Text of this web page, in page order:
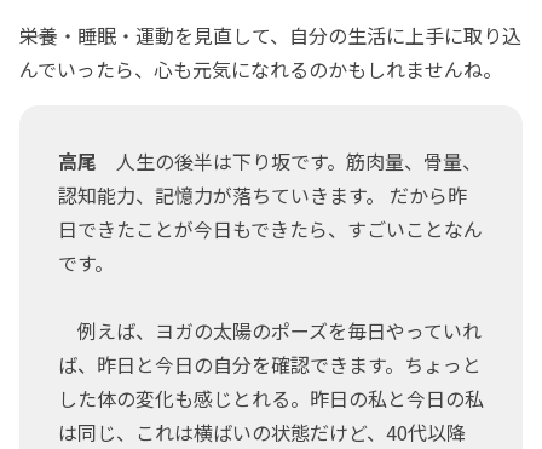
――栄養・睡眠・運動を見直して、自分の生活に上手に取り込
んでいったら、心も元気になれるのかもしれませんね。
高尾 人生の後半は下り坂です。筋肉量、骨量、
認知能力、記憶力が落ちていきます。 だから昨
日できたことが今日もできたら、すごいことなん
です。
例えば、ヨガの太陽のポーズを毎日やっていれ
ば、昨日と今日の自分を確認できます。ちょっと
した体の変化も感じとれる。昨日の私と今日の私
は同じ、これは横ばいの状態だけど、40代以降